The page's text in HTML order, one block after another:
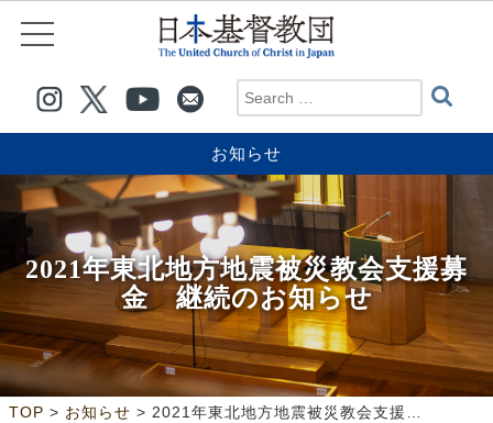
お知らせ
2021年東北地方地震被災教会支援募
金 継続のお知らせ
TOP > お知らせ > 2021年東北地方地震被災教会支援募金 継続のお知らせ